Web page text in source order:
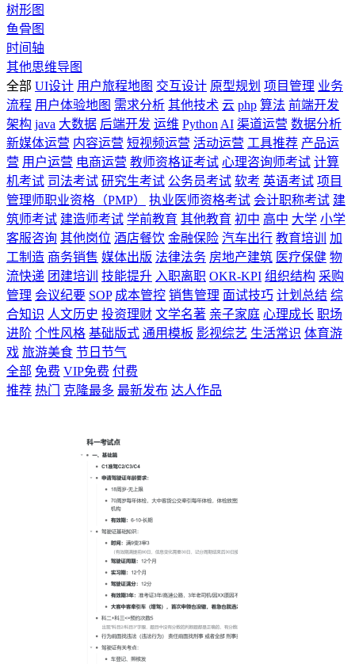
树形图
鱼骨图
时间轴
其他思维导图
全部 UI设计 用户旅程地图 交互设计 原型规划 项目管理 业务
流程 用户体验地图 需求分析 其他技术 云 php 算法 前端开发
架构 java 大数据 后端开发 运维 Python AI 渠道运营 数据分析
新媒体运营 内容运营 短视频运营 活动运营 工具推荐 产品运
营 用户运营 电商运营 教师资格证考试 心理咨询师考试 计算
机考试 司法考试 研究生考试 公务员考试 软考 英语考试 项目
管理师职业资格（PMP）
执业医师资格考试 会计职称考试 建
筑师考试 建造师考试 学前教育 其他教育 初中 高中 大学 小学
客服咨询 其他岗位 酒店餐饮 金融保险 汽车出行 教育培训
加
工制造 商务销售 媒体出版 法律法务 房地产建筑 医疗保健 物
流快递 团建培训 技能提升 入职离职 OKR-KPI 组织结构 采购
管理 会议纪要 SOP 成本管控 销售管理 面试技巧 计划总结 综
合知识 人文历史 投资理财 文学名著 亲子家庭 心理成长 职场
进阶 个性风格 基础版式 通用模板 影视综艺 生活常识 体育游
戏 旅游美食 节日节气
全部 免费 VIP免费 付费
推荐 热门 克隆最多 最新发布 达人作品